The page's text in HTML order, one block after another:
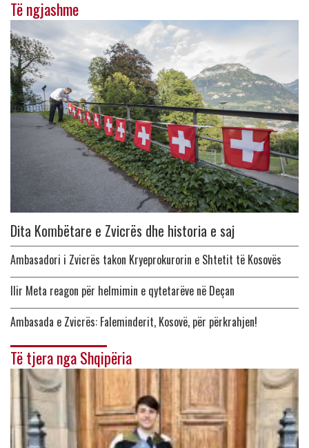
Të ngjashme
Dita Kombëtare e Zvicrës dhe historia e saj
Ambasadori i Zvicrës takon Kryeprokurorin e Shtetit të Kosovës
Ilir Meta reagon për helmimin e qytetarëve në Deçan
Ambasada e Zvicrës: Faleminderit, Kosovë, për përkrahjen!
Të tjera nga Shqipëria